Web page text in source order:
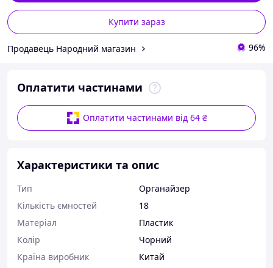
Купити зараз
Продавець Народний магазин 96%
Оплатити частинами
Оплатити частинами від 64 ₴
Характеристики та опис
Тип
Органайзер
Кількість ємностей
18
Матеріал
Пластик
Колір
Чорний
Країна виробник
Китай